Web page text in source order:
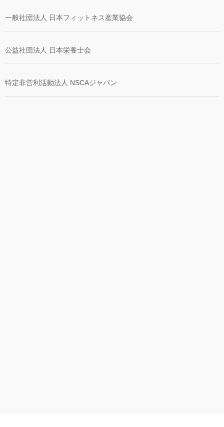
一般社団法人 日本フィットネス産業協会
公益社団法人 日本栄養士会
特定非営利活動法人 NSCAジャパン